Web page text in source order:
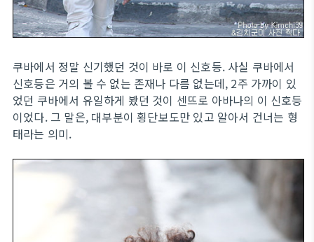
쿠바에서 정말 신기했던 것이 바로 이 신호등. 사실 쿠바에서
신호등은 거의 볼 수 없는 존재나 다름 없는데, 2주 가까이 있
었던 쿠바에서 유일하게 봤던 것이 센뜨로 아바나의 이 신호등
이었다. 그 말은, 대부분이 횡단보도만 있고 알아서 건너는 형
태라는 의미.